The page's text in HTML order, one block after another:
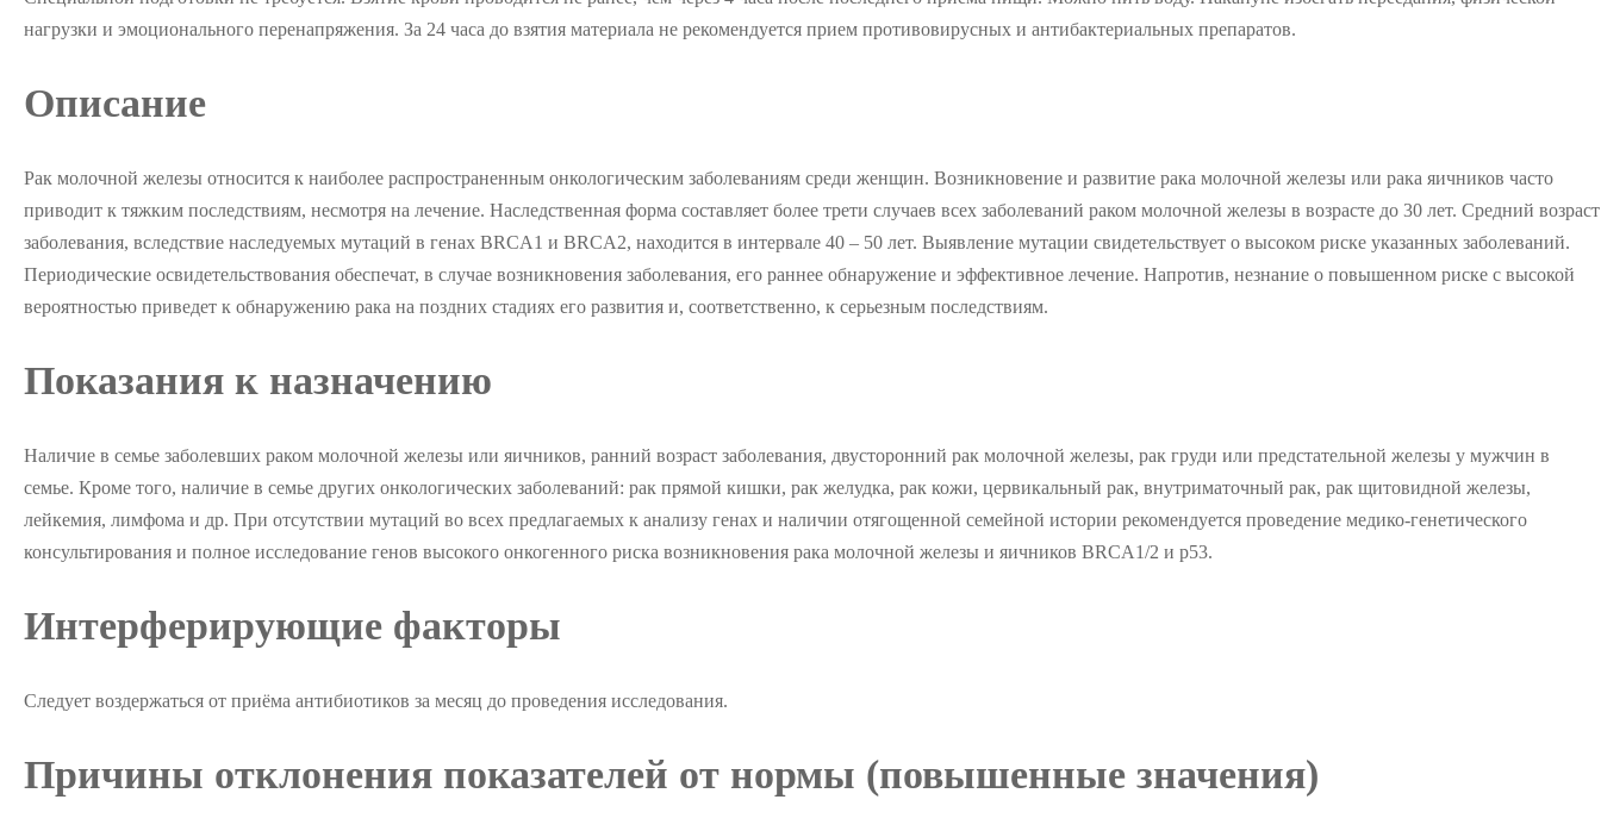
нагрузки и эмоционального перенапряжения. За 24 часа до взятия материала не рекомендуется прием противовирусных и антибактериальных препаратов.
Описание
Рак молочной железы относится к наиболее распространенным онкологическим заболеваниям среди женщин. Возникновение и развитие рака молочной железы или рака яичников часто
приводит к тяжким последствиям, несмотря на лечение. Наследственная форма составляет более трети случаев всех заболеваний раком молочной железы в возрасте до 30 лет. Средний возраст
заболевания, вследствие наследуемых мутаций в генах BRCA1 и BRCA2, находится в интервале 40 – 50 лет. Выявление мутации свидетельствует о высоком риске указанных заболеваний.
Периодические освидетельствования обеспечат, в случае возникновения заболевания, его раннее обнаружение и эффективное лечение. Напротив, незнание о повышенном риске с высокой
вероятностью приведет к обнаружению рака на поздних стадиях его развития и, соответственно, к серьезным последствиям.
Показания к назначению
Наличие в семье заболевших раком молочной железы или яичников, ранний возраст заболевания, двусторонний рак молочной железы, рак груди или предстательной железы у мужчин в
семье. Кроме того, наличие в семье других онкологических заболеваний: рак прямой кишки, рак желудка, рак кожи, цервикальный рак, внутриматочный рак, рак щитовидной железы,
лейкемия, лимфома и др. При отсутствии мутаций во всех предлагаемых к анализу генах и наличии отягощенной семейной истории рекомендуется проведение медико-генетического
консультирования и полное исследование генов высокого онкогенного риска возникновения рака молочной железы и яичников BRCA1/2 и p53.
Интерферирующие факторы
Следует воздержаться от приёма антибиотиков за месяц до проведения исследования.
Причины отклонения показателей от нормы (повышенные значения)